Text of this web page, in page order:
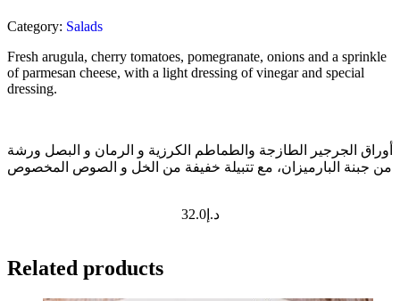
Category: Salads
Fresh arugula, cherry tomatoes, pomegranate, onions and a sprinkle
of parmesan cheese, with a light dressing of vinegar and special
dressing.
أوراق الجرجير الطازجة والطماطم الكرزية و الرمان و البصل ورشة
من جبنة البارميزان، مع تتبيلة خفيفة من الخل و الصوص المخصوص
د.إ32.0
Related products